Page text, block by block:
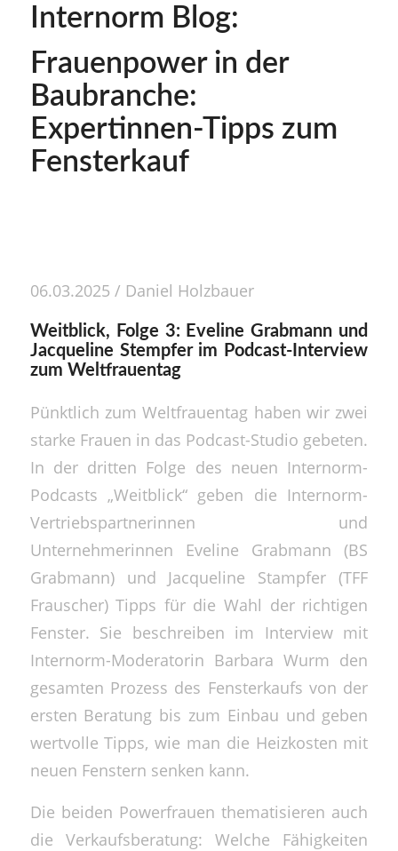
Internorm Blog:
Frauenpower in der
Baubranche:
Expertinnen-Tipps zum
Fensterkauf
06.03.2025 / Daniel Holzbauer
Weitblick, Folge 3: Eveline Grabmann und
Jacqueline Stempfer im Podcast-Interview
zum Weltfrauentag
Pünktlich zum Weltfrauentag haben wir zwei
starke Frauen in das Podcast-Studio gebeten.
In der dritten Folge des neuen Internorm-
Podcasts „Weitblick“ geben die Internorm-
Vertriebspartnerinnen und
Unternehmerinnen Eveline Grabmann (BS
Grabmann) und Jacqueline Stampfer (TFF
Frauscher) Tipps für die Wahl der richtigen
Fenster. Sie beschreiben im Interview mit
Internorm-Moderatorin Barbara Wurm den
gesamten Prozess des Fensterkaufs von der
ersten Beratung bis zum Einbau und geben
wertvolle Tipps, wie man die Heizkosten mit
neuen Fenstern senken kann.
Die beiden Powerfrauen thematisieren auch
die Verkaufsberatung: Welche Fähigkeiten